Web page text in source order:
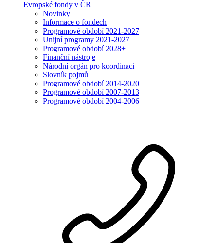
Evropské fondy v ČR
Novinky
Informace o fondech
Programové období 2021-2027
Unijní programy 2021-2027
Programové období 2028+
Finanční nástroje
Národní orgán pro koordinaci
Slovník pojmů
Programové období 2014-2020
Programové období 2007-2013
Programové období 2004-2006